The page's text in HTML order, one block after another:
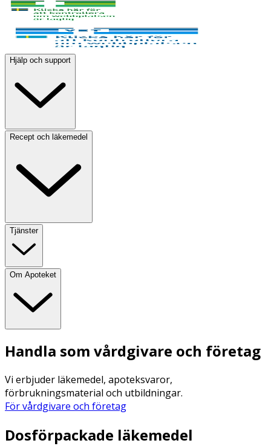
Hjälp och support
Recept och läkemedel
Tjänster
Om Apoteket
Handla som vårdgivare och företag
Vi erbjuder läkemedel, apoteksvaror,
förbrukningsmaterial och utbildningar.
För vårdgivare och företag
Dosförpackade läkemedel